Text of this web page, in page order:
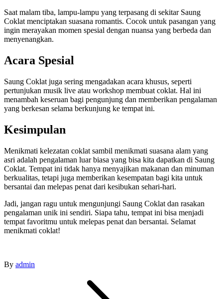
Saat malam tiba, lampu-lampu yang terpasang di sekitar Saung
Coklat menciptakan suasana romantis. Cocok untuk pasangan yang
ingin merayakan momen spesial dengan nuansa yang berbeda dan
menyenangkan.
Acara Spesial
Saung Coklat juga sering mengadakan acara khusus, seperti
pertunjukan musik live atau workshop membuat coklat. Hal ini
menambah keseruan bagi pengunjung dan memberikan pengalaman
yang berkesan selama berkunjung ke tempat ini.
Kesimpulan
Menikmati kelezatan coklat sambil menikmati suasana alam yang
asri adalah pengalaman luar biasa yang bisa kita dapatkan di Saung
Coklat. Tempat ini tidak hanya menyajikan makanan dan minuman
berkualitas, tetapi juga memberikan kesempatan bagi kita untuk
bersantai dan melepas penat dari kesibukan sehari-hari.
Jadi, jangan ragu untuk mengunjungi Saung Coklat dan rasakan
pengalaman unik ini sendiri. Siapa tahu, tempat ini bisa menjadi
tempat favoritmu untuk melepas penat dan bersantai. Selamat
menikmati coklat!
By admin